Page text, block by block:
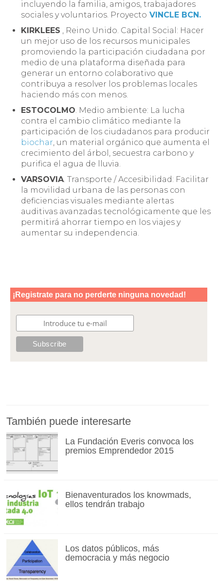
incluyendo la familia, amigos, trabajadores
sociales y voluntarios. Proyecto VINCLE BCN.
KIRKLEES , Reino Unido. Capital Social: Hacer
un mejor uso de los recursos municipales
promoviendo la participación ciudadana por
medio de una plataforma diseñada para
generar un entorno colaborativo que
contribuya a resolver los problemas locales
haciendo más con menos.
ESTOCOLMO. Medio ambiente: La lucha
contra el cambio climático mediante la
participación de los ciudadanos para producir
biochar, un material orgánico que aumenta el
crecimiento del árbol, secuestra carbono y
purifica el agua de lluvia.
VARSOVIA. Transporte / Accesibilidad: Facilitar
la movilidad urbana de las personas con
deficiencias visuales mediante alertas
auditivas avanzadas tecnológicamente que les
permitirá ahorrar tiempo en los viajes y
aumentar su independencia.
También puede interesarte
La Fundación Everis convoca los
premios Emprendedor 2015
Bienaventurados los knowmads,
ellos tendrán trabajo
Los datos públicos, más
democracia y más negocio